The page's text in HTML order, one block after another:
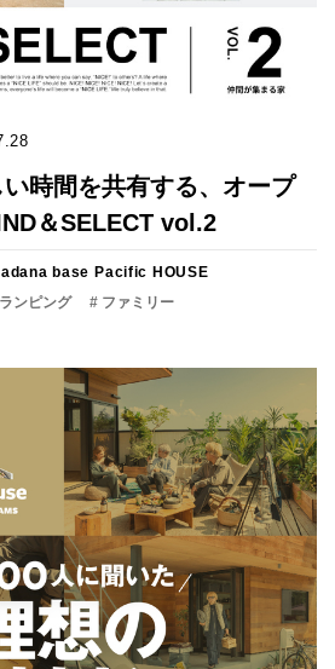
時間を共有する、オープ
＆SELECT vol.2
base Pacific HOUSE
ンピング # ファミリー